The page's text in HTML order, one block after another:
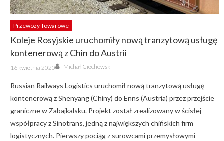
Przewozy Towarowe
Koleje Rosyjskie uruchomiły nową tranzytową usługę
kontenerową z Chin do Austrii
Posted
on
16 kwietnia 2020 Author
Michał Ciechowski
Russian Railways Logistics uruchomił nową tranzytową usługę
kontenerową z Shenyang (Chiny) do Enns (Austria) przez przejście
graniczne w Zabajkalsku. Projekt został zrealizowany w ścisłej
współpracy z Sinotrans, jedną z największych chińskich firm
logistycznych. Pierwszy pociąg z surowcami przemysłowymi